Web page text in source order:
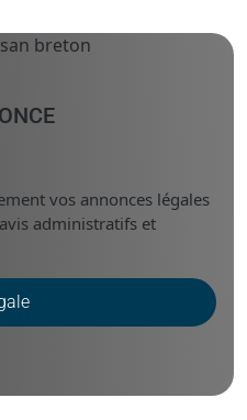
vos annonces légales
administratifs et